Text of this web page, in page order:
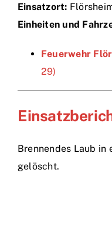
Einsatzort:
Einheiten und
Feuerwehr
29)
Brennendes Laub in
gelöscht.